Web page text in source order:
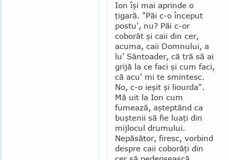
Ion îşi mai aprinde o
ţigară. "Păi c-o început
postu', nu? Păi c-or
coborât şi caii din cer,
acuma, caii Domnului, a
lu' Sântoader, că tră să ai
grijă la ce faci şi cum faci,
că acu' mi te smin­tesc.
No, c-o ieşit şi liourda".
Mă uit la Ion cum
fumează, aşteptând ca
buştenii să fie luaţi din
mijlocul drumului.
Nepăsător, firesc, vorbind
des­pre caii coborâţi din